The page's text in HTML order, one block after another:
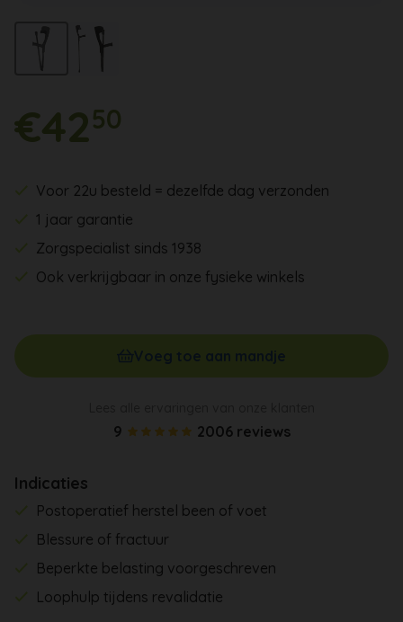
€4250
Voor 22u besteld = dezelfde dag verzonden
1 jaar garantie
Zorgspecialist sinds 1938
Ook verkrijgbaar in onze fysieke winkels
9 2006 reviews
Indicaties
Postoperatief herstel been of voet
Blessure of fractuur
Beperkte belasting voorgeschreven
Loophulp tijdens revalidatie